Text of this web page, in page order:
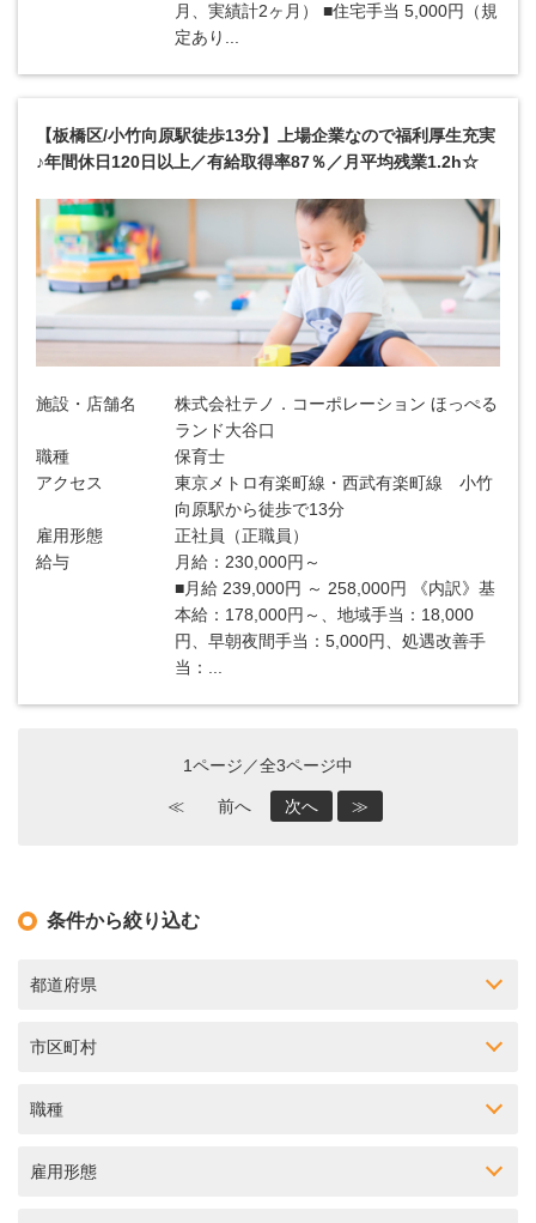
月、実績計2ヶ月） ■住宅手当 5,000円（規
定あり...
【板橋区/小竹向原駅徒歩13分】上場企業なので福利厚生充実
♪年間休日120日以上／有給取得率87％／月平均残業1.2h☆
施設・店舗名
株式会社テノ．コーポレーション ほっぺる
ランド大谷口
職種
保育士
アクセス
東京メトロ有楽町線・西武有楽町線 小竹
向原駅から徒歩で13分
雇用形態
正社員（正職員）
給与
月給：230,000円～
■月給 239,000円 ～ 258,000円 《内訳》基
本給：178,000円～、地域手当：18,000
円、早朝夜間手当：5,000円、処遇改善手
当：...
1ページ／全3ページ中
≪ 前へ 次へ ≫
条件から絞り込む
都道府県
市区町村
職種
雇用形態